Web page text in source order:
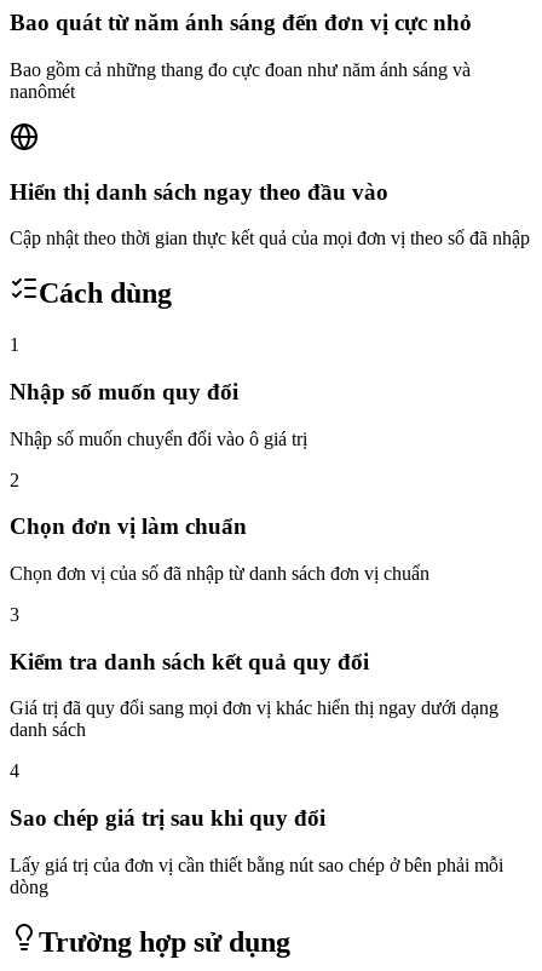
Bao quát từ năm ánh sáng đến đơn vị cực nhỏ
Bao gồm cả những thang đo cực đoan như năm ánh sáng và
nanômét
Hiển thị danh sách ngay theo đầu vào
Cập nhật theo thời gian thực kết quả của mọi đơn vị theo số đã nhập
Cách dùng
1
Nhập số muốn quy đổi
Nhập số muốn chuyển đổi vào ô giá trị
2
Chọn đơn vị làm chuẩn
Chọn đơn vị của số đã nhập từ danh sách đơn vị chuẩn
3
Kiểm tra danh sách kết quả quy đổi
Giá trị đã quy đổi sang mọi đơn vị khác hiển thị ngay dưới dạng
danh sách
4
Sao chép giá trị sau khi quy đổi
Lấy giá trị của đơn vị cần thiết bằng nút sao chép ở bên phải mỗi
dòng
Trường hợp sử dụng